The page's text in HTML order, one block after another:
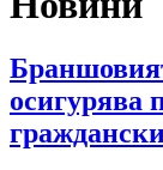
осигурява